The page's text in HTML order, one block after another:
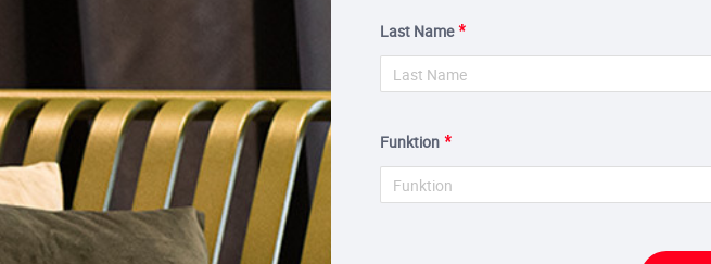
Last Name
Funktion